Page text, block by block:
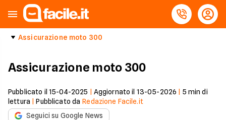
Assicurazione moto 300
Assicurazione moto 300
Pubblicato il 15-04-2025 Aggiornato il 13-05-2026 5 min di
lettura |Pubblicato da Redazione Facile.it
Seguici su Google News